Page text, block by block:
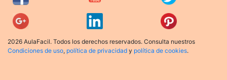
2026 AulaFacil. Todos los derechos reservados. Consulta nuestros
Condiciones de uso, política de privacidad y política de cookies.